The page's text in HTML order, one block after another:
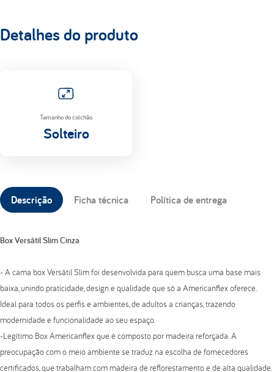
Detalhes do produto
Tamanho do colchão
Solteiro
Descrição Ficha técnica Política de entrega
Box Versátil Slim Cinza
- A cama box Versátil Slim foi desenvolvida para quem busca uma base mais
baixa, unindo praticidade, design e qualidade que só a Americanflex oferece.
Ideal para todos os perfis e ambientes, de adultos a crianças, trazendo
modernidade e funcionalidade ao seu espaço.
-Legítimo Box Americanflex que é composto por madeira reforçada. A
preocupação com o meio ambiente se traduz na escolha de fornecedores
certificados, que trabalham com madeira de reflorestamento e de alta qualidade.